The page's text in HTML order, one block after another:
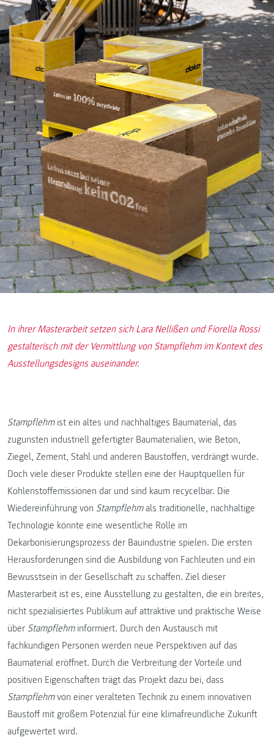
In ihrer Masterarbeit setzen sich Lara Nellißen und Fiorella Rossi
gestalterisch mit der Vermittlung von Stampflehm im Kontext des
Ausstellungsdesigns auseinander.
Stampflehmist ein altes und nachhaltiges Baumaterial, das
zugunsten industriell gefertigter Baumaterialien, wie Beton,
Ziegel, Zement, Stahl und anderen Baustoffen, verdrängt wurde.
Doch viele dieser Produkte stellen eine der Hauptquellen für
Kohlenstoffemissionen dar und sind kaum recycelbar. Die
Wiedereinführung von Stampflehmals traditionelle, nachhaltige
Technologie könnte eine wesentliche Rolle im
Dekarbonisierungsprozess der Bauindustrie spielen. Die ersten
Herausforderungen sind die Ausbildung von Fachleuten und ein
Bewusstsein in der Gesellschaft zu schaffen. Ziel dieser
Masterarbeit ist es, eine Ausstellung zu gestalten, die ein breites,
nicht spezialisiertes Publikum auf attraktive und praktische Weise
über Stampflehminformiert. Durch den Austausch mit
fachkundigen Personen werden neue Perspektiven auf das
Baumaterial eröffnet. Durch die Verbreitung der Vorteile und
positiven Eigenschaften trägt das Projekt dazu bei, dass
Stampflehmvon einer veralteten Technik zu einem innovativen
Baustoff mit großem Potenzial für eine klimafreundliche Zukunft
aufgewertet wird.